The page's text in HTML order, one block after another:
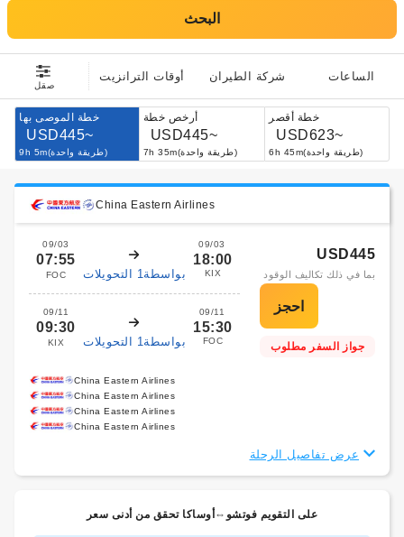
البحث
صقل
أوقات الترانزيت شركة الطيران الساعات
خطة الموصى بها
USD445~
9h 5m(طريقة واحدة)
أرخص خطة
USD445~
7h 35m(طريقة واحدة)
خطة أقصر
USD623~
6h 45m(طريقة واحدة)
China Eastern Airlines
09/03
07:55
FOC بواسطة1 التحويلات
09/03
18:00
KIX
09/11
09:30
KIX بواسطة1 التحويلات
09/11
15:30
FOC
USD445
بما في ذلك تكاليف الوقود
جواز السفر مطلوب
China Eastern Airlines
China Eastern Airlines
China Eastern Airlines
China Eastern Airlines
عرض تفاصيل الرحلة
على التقويم فوتشو⇔أوساكا تحقق من أدنى سعر